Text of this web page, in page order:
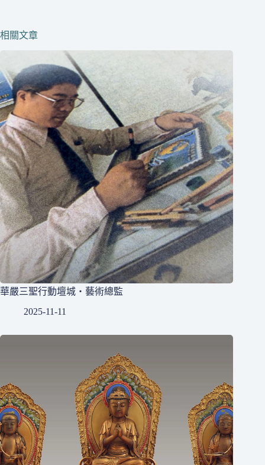
相關文章
華嚴三聖行動壇城・藝術總監
2025-11-11